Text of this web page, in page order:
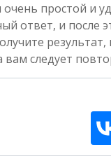
простой и
ответ, и после
следует